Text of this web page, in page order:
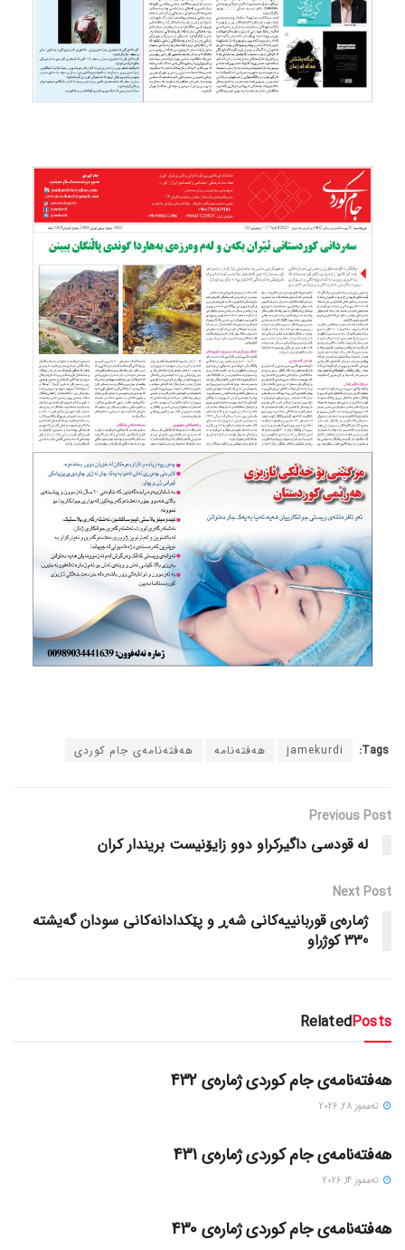
Tags:
jamekurdi هەفتەنامە هەفتەنامەی جام کوردی
Previous Post
لە قودسی داگیرکراو دوو زایۆنیست بریندار کران
Next Post
ژمارەی قوربانییەکانی شەڕ و پێکدادانەکانی سودان گەیشتە
330 کوژراو
RelatedPosts
گۆڤاره‌کان
هەفتەنامەی جام کوردی ژمارەی 432
ته‌مموز 28, 2026
هەفتەنامەی جام کوردی ژمارەی 431
ته‌مموز 14, 2026
هەفتەنامەی جام کوردی ژمارەی 430